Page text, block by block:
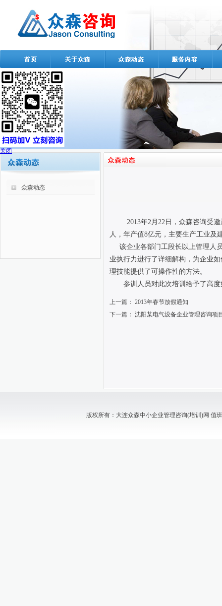
众森动态
2013年2月22日，众森咨询受
人，年产值8亿元，主要生产工业及
该企业各部门工段长以上管理人
业执行力进行了详细解构，为企业
理技能提供了可操作性的方法。
参训人员对此次培训给予了高度
上一篇： 2013年春节放假通知
下一篇： 沈阳某电气设备企业管理咨询项
版权所有：大连众森中小企业管理咨询(培训)网 值
关闭